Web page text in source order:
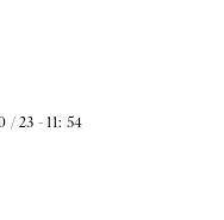
/ 23 - 11: 54